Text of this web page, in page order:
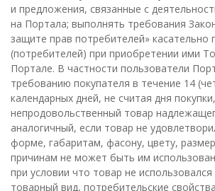
и предложения, связанные с
на Портала; выполнять требования
защите прав потребителей» касательно
(потребителей) при приобретении ими
Портале. В частности пользователи
требованию покупателя в течение 14
календарных дней, не считая дня
непродовольственный товар
аналогичный, если товар не
форме, габаритам, фасону, цвету,
причинам не может быть им
при условии что товар не использовался
товарный вид, потребительские